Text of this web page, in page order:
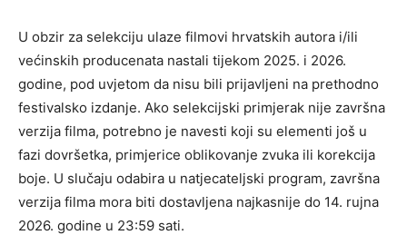
U obzir za selekciju ulaze filmovi hrvatskih autora i/ili
većinskih producenata nastali tijekom 2025. i 2026.
godine, pod uvjetom da nisu bili prijavljeni na prethodno
festivalsko izdanje. Ako selekcijski primjerak nije završna
verzija filma, potrebno je navesti koji su elementi još u
fazi dovršetka, primjerice oblikovanje zvuka ili korekcija
boje. U slučaju odabira u natjecateljski program, završna
verzija filma mora biti dostavljena najkasnije do 14. rujna
2026. godine u 23:59 sati.